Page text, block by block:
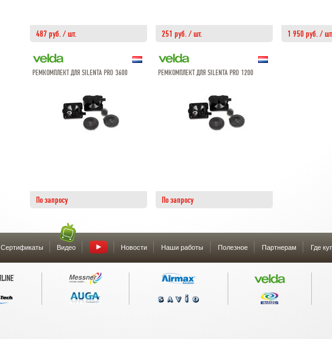
487 руб. / шт. 251 руб. / шт. 1 950 руб. /
РЕМКОМПЛЕКТ ДЛЯ SILENTA PRO 3600
По запросу
РЕМКОМПЛЕКТ ДЛЯ SILENTA PRO 1200
По запросу
Сертификаты Видео Новости Наши работы Полезное Партнерам Где